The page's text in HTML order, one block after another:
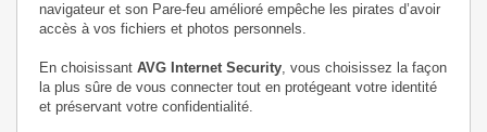
navigateur et son Pare-feu amélioré empêche les pirates d’avoir
accès à vos fichiers et photos personnels.
En choisissant AVG Internet Security, vous choisissez la façon
la plus sûre de vous connecter tout en protégeant votre identité
et préservant votre confidentialité.